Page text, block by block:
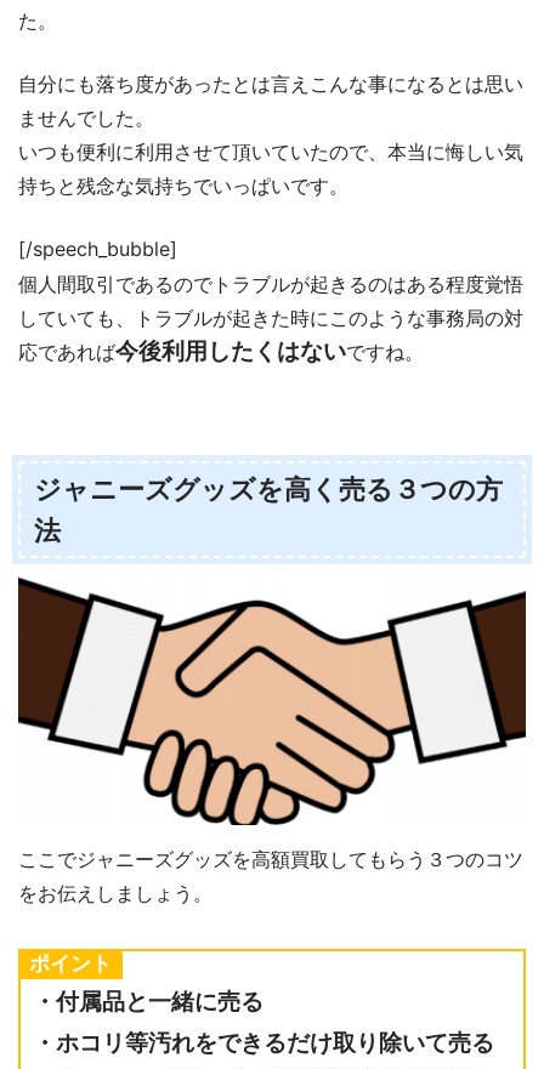
た。
自分にも落ち度があったとは言えこんな事になるとは思い
ませんでした。
いつも便利に利用させて頂いていたので、本当に悔しい気
持ちと残念な気持ちでいっぱいです。
[/speech_bubble]
個人間取引であるのでトラブルが起きるのはある程度覚悟
していても、トラブルが起きた時にこのような事務局の対
応であれば今後利用したくはないですね。
ジャニーズグッズを高く売る３つの方
法
ここでジャニーズグッズを高額買取してもらう３つのコツ
をお伝えしましょう。
ポイント
・付属品と一緒に売る
・ホコリ等汚れをできるだけ取り除いて売る